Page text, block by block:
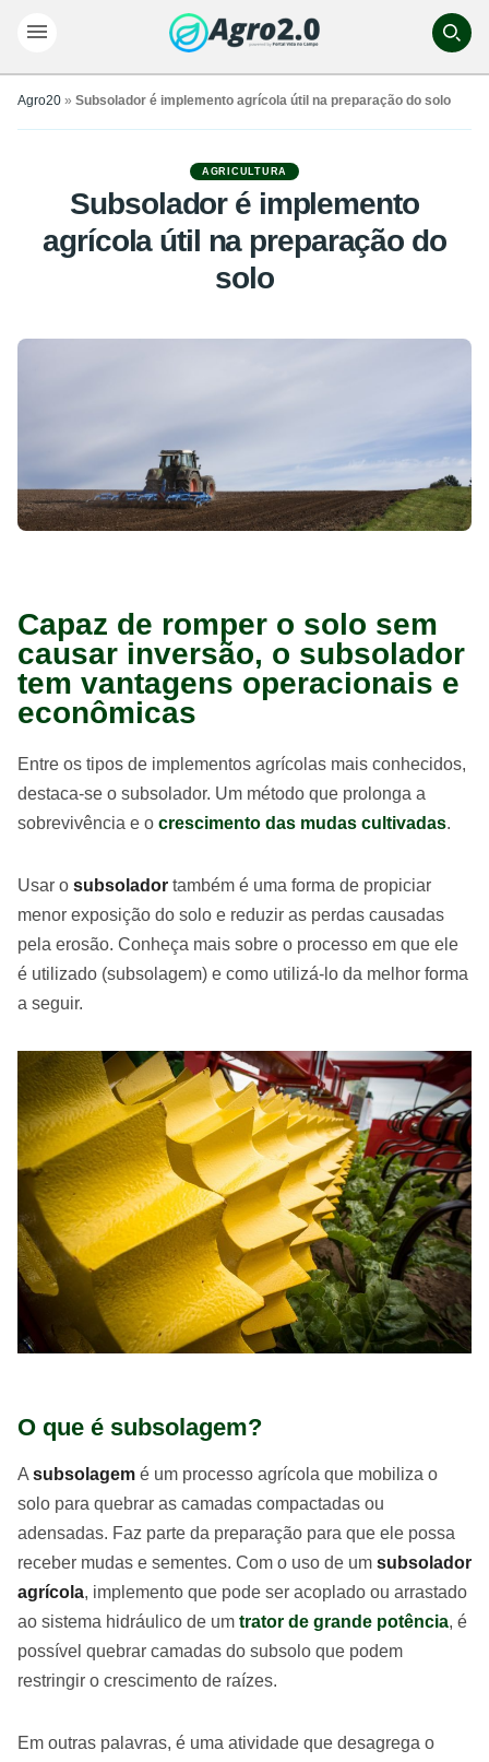
Agro20 » Subsolador é implemento agrícola útil na preparação do solo
AGRICULTURA
Subsolador é implemento
agrícola útil na preparação do
solo
Capaz de romper o solo sem
causar inversão, o subsolador
tem vantagens operacionais e
econômicas
Entre os tipos de implementos agrícolas mais conhecidos,
destaca-se o subsolador. Um método que prolonga a
sobrevivência e o crescimento das mudas cultivadas.
Usar o subsolador também é uma forma de propiciar
menor exposição do solo e reduzir as perdas causadas
pela erosão. Conheça mais sobre o processo em que ele
é utilizado (subsolagem) e como utilizá-lo da melhor forma
a seguir.
O que é subsolagem?
A subsolagem é um processo agrícola que mobiliza o
solo para quebrar as camadas compactadas ou
adensadas. Faz parte da preparação para que ele possa
receber mudas e sementes. Com o uso de um subsolador
agrícola, implemento que pode ser acoplado ou arrastado
ao sistema hidráulico de um trator de grande potência, é
possível quebrar camadas do subsolo que podem
restringir o crescimento de raízes.
Em outras palavras, é uma atividade que desagrega o